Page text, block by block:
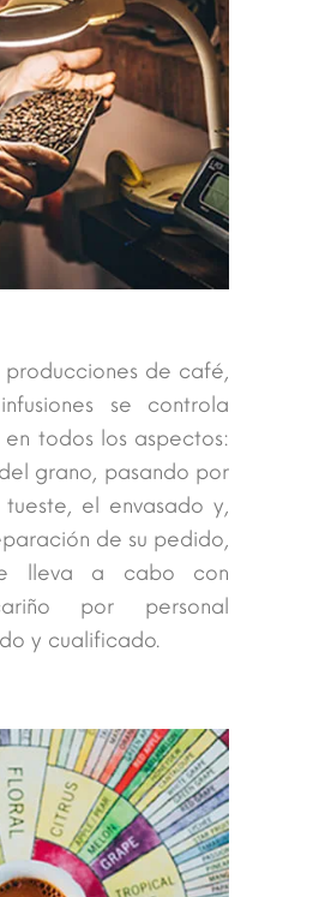
de café,
se controla
todos los aspectos:
grano, pasando por
el envasado y,
de su pedido,
lleva a cabo con
por personal
y cualificado.